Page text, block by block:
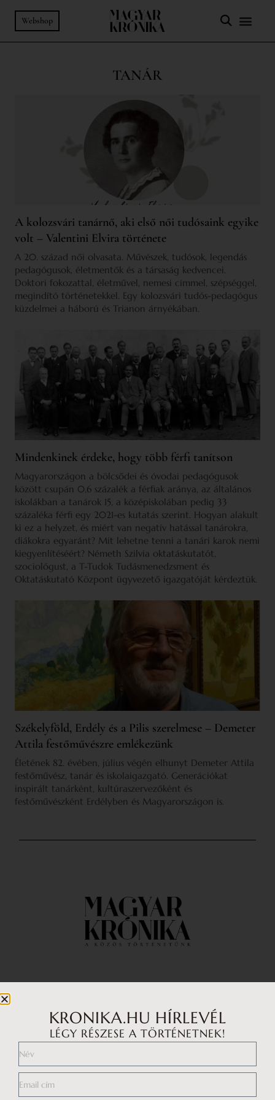
Webshop
TANÁR
A kolozsvári tanárnő, aki első női tudósaink egyike
volt – Valentini Elvira története
A 20. század női olvasata. Művészek, tudósok, legendás
pedagógusok, életmentők és a társaság kedvencei.
Doktori fokozattal, életművel, nemesi címmel, szépséggel,
megindító történetekkel. Egy kolozsvári tudós-pedagógus
küzdelmei a háború és Trianon árnyékában.
Mindenkinek érdeke, hogy több férfi tanítson
Magyarországon a bölcsődei és óvodai pedagógusok
között csupán 0,6 százalék a férfiak aránya, az általános
iskolákban a tanárok 15, a középiskolában pedig 33
százaléka férfi egy 2021-es kutatás szerint. Hogyan alakult
ki ez a helyzet, és miért van negatív hatással tanárokra,
diákokra egyaránt? Mit lehetne tenni a tanári karok nemi
kiegyenlítéséért? Németh Szilvia oktatáskutatót,
szociológust, a T-Tudok Tudásmenedzsment és
Oktatáskutató Központ ügyvezető igazgatóját kérdeztük.
Székelyföld, Erdély és a Pilis szerelmese – Demeter
Attila festőművészre emlékezünk
Életének 82. évében, július végén elhunyt Demeter Attila
festőművész, tanár és iskolaigazgató. Generációkat
inspirált tanárként, kultúraszervezőként és
festőművészként Erdélyben és Magyarországon is.
Médiaajánlat
Adatkezelési tájékoztató
KRONIKA.HU HÍRLEVÉL
LÉGY RÉSZESE A TÖRTÉNETNEK!